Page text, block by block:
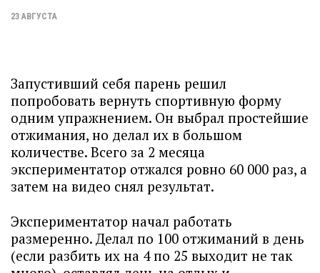
23 АВГУСТА
Запустивший себя парень решил
попробовать вернуть спортивную форму
одним упражнением. Он выбрал простейшие
отжимания, но делал их в большом
количестве. Всего за 2 месяца
экспериментатор отжался ровно 60 000 раз, а
затем на видео снял результат.
Экспериментатор начал работать
размеренно. Делал по 100 отжиманий в день
(если разбить их на 4 по 25 выходит не так